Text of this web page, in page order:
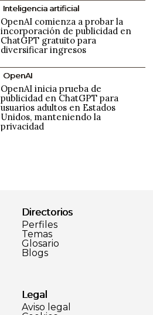
Inteligencia artificial
OpenAI comienza a probar la
incorporación de publicidad en
ChatGPT gratuito para
diversificar ingresos
OpenAI
OpenAI inicia prueba de
publicidad en ChatGPT para
usuarios adultos en Estados
Unidos, manteniendo la
privacidad
Directorios
Perfiles
Temas
Glosario
Blogs
Legal
Aviso legal